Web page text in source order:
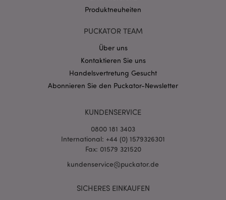
Produktneuheiten
PUCKATOR TEAM
Über uns
Kontaktieren Sie uns
Handelsvertretung Gesucht
Abonnieren Sie den Puckator-Newsletter
KUNDENSERVICE
0800 181 3403
International: +44 (0) 1579326301
Fax: 01579 321520
kundenservice@puckator.de
SICHERES EINKAUFEN